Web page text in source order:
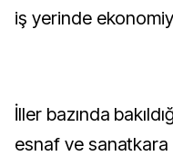
iş yerinde
İller bazında
esnaf ve